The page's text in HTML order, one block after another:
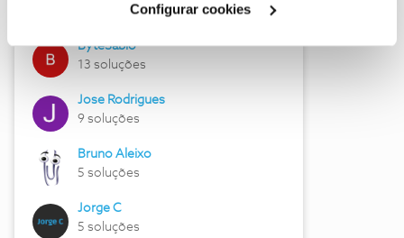
Configurar cookies
17 soluções
ByteSábio
13 soluções
Jose Rodrigues
9 soluções
Bruno Aleixo
5 soluções
Jorge C
5 soluções